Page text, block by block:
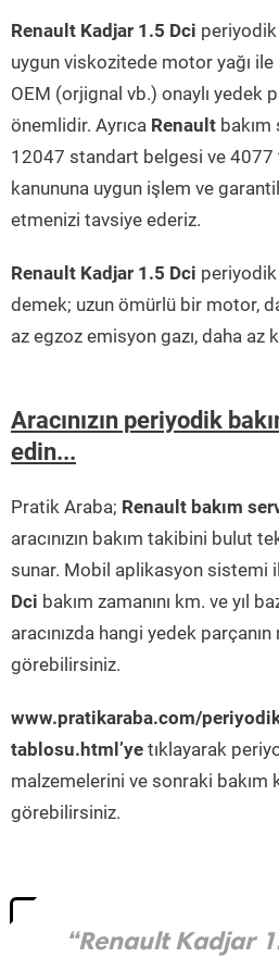
Renault Kadjar 1.5 Dci periyodik
uygun viskozitede motor yağı
OEM (orjignal vb.) onaylı yedek
önemlidir. Ayrıca Renault bakım
12047 standart belgesi ve
kanununa uygun işlem ve
etmenizi tavsiye ederiz.
Renault Kadjar 1.5 Dci periyodik
demek; uzun ömürlü bir motor,
az egzoz emisyon gazı, daha az
Aracınızın periyodik
edin...
Pratik Araba; Renault bakım
aracınızın bakım takibini bulut
sunar. Mobil aplikasyon sistemi
Dci bakım zamanını km. ve yıl
aracınızda hangi yedek
görebilirsiniz.
www.pratikaraba.com/
tablosu.html’ye tıklayarak
malzemelerini ve sonraki bakım
görebilirsiniz.
“Renault Kadjar